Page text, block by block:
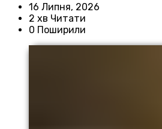
16 Липня, 2026
2 хв Читати
0 Поширили